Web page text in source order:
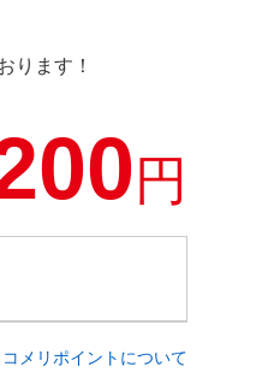
ります！
円
コメリポイントについて